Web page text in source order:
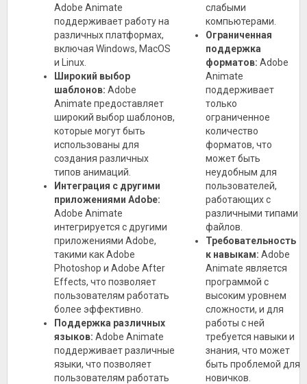
Adobe Animate
поддерживает работу на
различных платформах,
включая Windows, MacOS
и Linux.
Широкий выбор
шаблонов: Adobe
Animate предоставляет
широкий выбор шаблонов,
которые могут быть
использованы для
создания различных
типов анимаций.
Интеграция с другими
приложениями Adobe:
Adobe Animate
интегрируется с другими
приложениями Adobe,
такими как Adobe
Photoshop и Adobe After
Effects, что позволяет
пользователям работать
более эффективно.
Поддержка различных
языков: Adobe Animate
поддерживает различные
языки, что позволяет
пользователям работать
слабыми
компьютерами.
Ограниченная
поддержка
форматов: Adobe
Animate
поддерживает
только
ограниченное
количество
форматов, что
может быть
неудобным для
пользователей,
работающих с
различными типами
файлов.
Требовательность
к навыкам: Adobe
Animate является
программой с
высоким уровнем
сложности, и для
работы с ней
требуется навыки и
знания, что может
быть проблемой для
новичков.